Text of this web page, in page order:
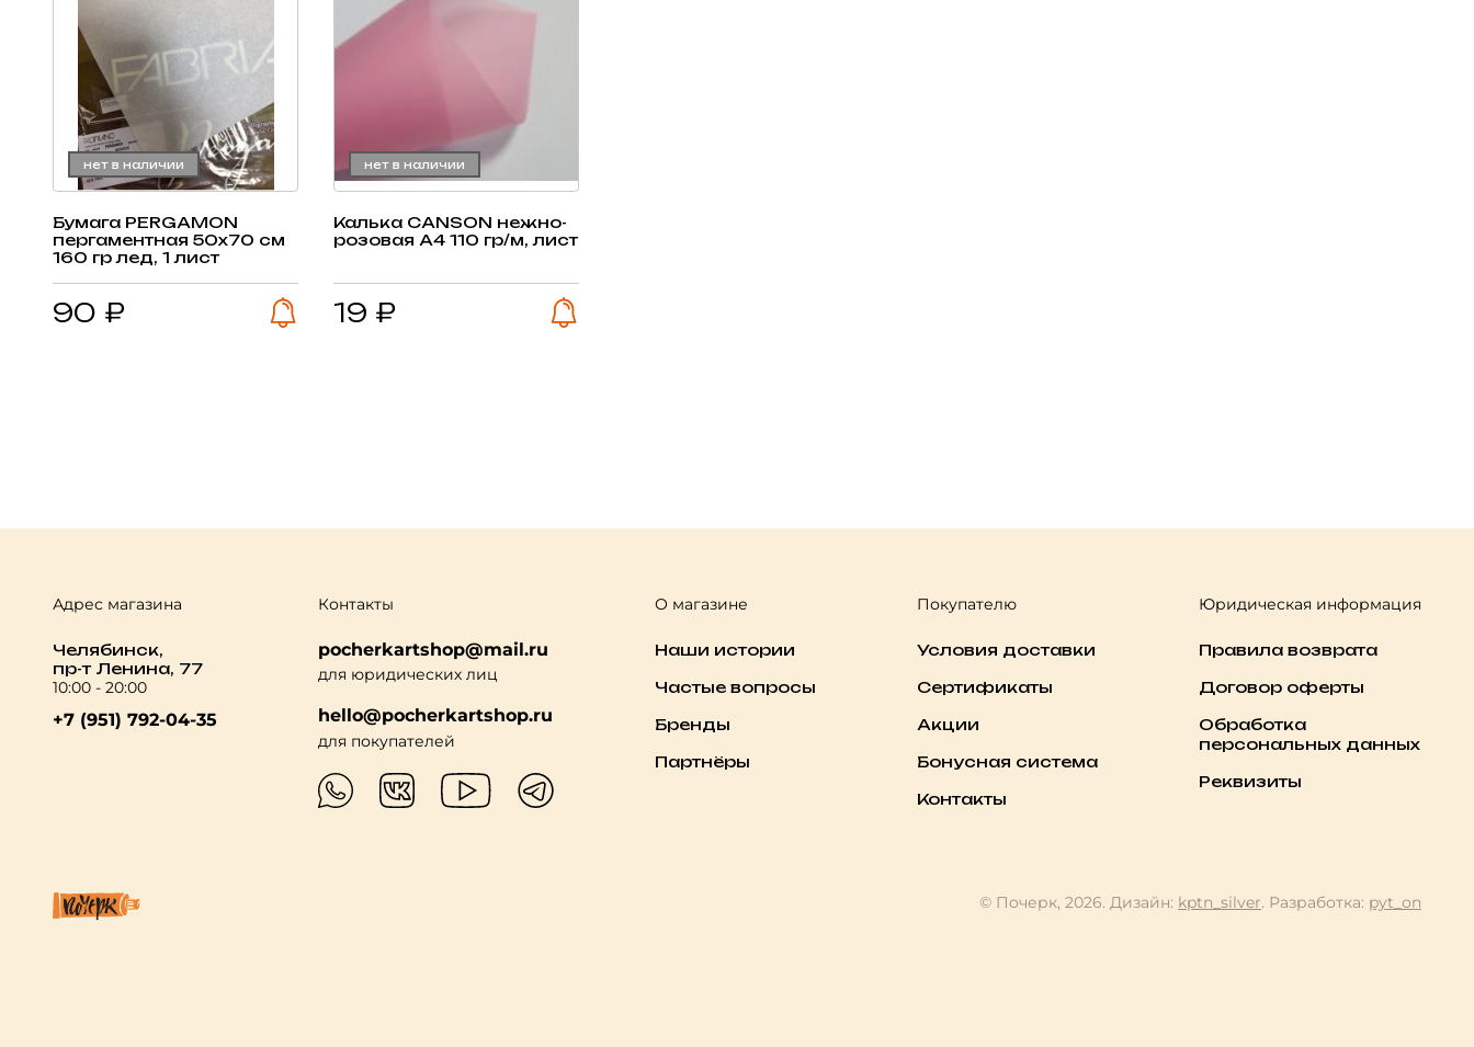
нет в наличии
Бумага PERGAMON
пергаментная 50х70 см
160 гр лед, 1 лист
90 ₽
нет в наличии
Калька CANSON нежно-
розовая А4 110 гр/м, лист
19 ₽
Адрес магазина
Челябинск,
пр-т Ленина, 77
10:00 - 20:00
+7 (951) 792-04-35
Контакты
pocherkartshop@mail.ru
для юридических лиц
hello@pocherkartshop.ru
для покупателей
О магазине
Наши истории
Частые вопросы
Бренды
Партнёры
Покупателю
Условия доставки
Сертификаты
Акции
Бонусная система
Контакты
Юридическая информация
Правила возврата
Договор оферты
Обработка
персональных данных
Реквизиты
© Почерк, 2026. Дизайн: kptn_silver. Разработка: pyt_on